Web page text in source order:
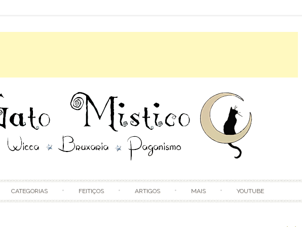
CATEGORIAS FEITIÇOS ARTIGOS MAIS YOUTUBE